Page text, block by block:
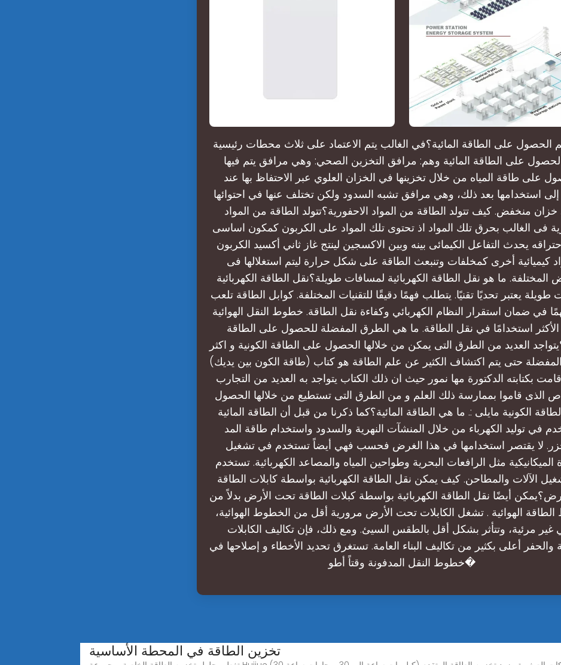
الحصول على الطاقة المائية؟في الغالب يتم الاعتماد على ثلاث محطات رئيسية
على الطاقة المائية وهم: مرافق التخزين الصحي: وهي مرافق يتم فيها
على طاقة المياه من خلال تخزينها في الخزان العلوي عبر الاحتفاظ بها عند
إلى استخدامها بعد ذلك، وهي مرافق تشبه السدود ولكن تختلف عنها في احتوائها
منخفض. كيف تتولد الطاقة من المواد الاحفورية؟تتولد الطاقة من المواد
فى الغالب بحرق تلك المواد اذ تحتوى تلك المواد على الكربون كمكون اساسى
يحدث التفاعل الكيمائى بينه وبين الاكسجين لينتج غاز ثاني أكسيد الكربون
كيميائية أخرى كمخلفات وتنبعث الطاقة على شكل حرارة ليتم استغلالها فى
المختلفة. ما هو نقل الطاقة الكهربائية لمسافات طويلة؟نقل الطاقة الكهربائية
طويلة يعتبر تحديًا تقنيًا. يتطلب فهمًا دقيقًا للتقنيات المختلفة. كوابل الطاقة تلعب
في ضمان استقرار النظام الكهربائي وكفاءة نقل الطاقة. خطوط النقل الهوائية
استخدامًا في نقل الطاقة. ما هي الطرق المفضلة للحصول على الطاقة
العديد من الطرق التى يمكن من خلالها الحصول على الطاقة الكونية و اكثر
حتى يتم اكتشاف الكثير عن علم الطاقة هو كتاب (طاقة الكون بين يديك)
بكتابته الدكتورة مها نمور حيث ان ذلك الكتاب يتواجد به العديد من التجارب
الذى قاموا بممارسة ذلك العلم و من الطرق التى تستطيع من خلالها الحصول
الكونية مايلى :. ما هي الطاقة المائية؟كما ذكرنا من قبل أن الطاقة المائية
في توليد الكهرباء من خلال المنشآت النهرية والسدود واستخدام طاقة المد
لا يقتصر استخدامها في هذا الغرض فحسب فهي أيضاً تستخدم في تشغيل
الميكانيكية مثل الرافعات البحرية وطواحين المياه والمصاعد الكهربائية. تستخدم
الآلات والمطاحن. كيف يمكن نقل الطاقة الكهربائية بواسطة كابلات الطاقة
أيضًا نقل الطاقة الكهربائية بواسطة كبلات الطاقة تحت الأرض بدلاً من
الهوائية . تشغل الكابلات تحت الأرض مرورية أقل من الخطوط الهوائية،
غير مرئية، وتتأثر بشكل أقل بالطقس السيئ. ومع ذلك، فإن تكاليف الكابلات
والحفر أعلى بكثير من تكاليف البناء العامة. تستغرق تحديد الأخطاء و إصلاحها في
خطوط النقل المدفونة وقتاً أطو�
تخزين الطاقة في المحطة الأساسية